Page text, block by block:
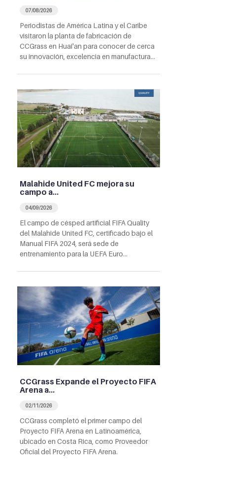
07/08/2026
Periodistas de América Latina y el Caribe
visitaron la planta de fabricación de
CCGrass en Huai'an para conocer de cerca
su innovación, excelencia en manufactura…
Malahide United FC mejora su
campo a…
04/09/2026
El campo de césped artificial FIFA Quality
del Malahide United FC, certificado bajo el
Manual FIFA 2024, será sede de
entrenamiento para la UEFA Euro…
CCGrass Expande el Proyecto FIFA
Arena a…
02/11/2026
CCGrass completó el primer campo del
Proyecto FIFA Arena en Latinoamérica,
ubicado en Costa Rica, como Proveedor
Oficial del Proyecto FIFA Arena.